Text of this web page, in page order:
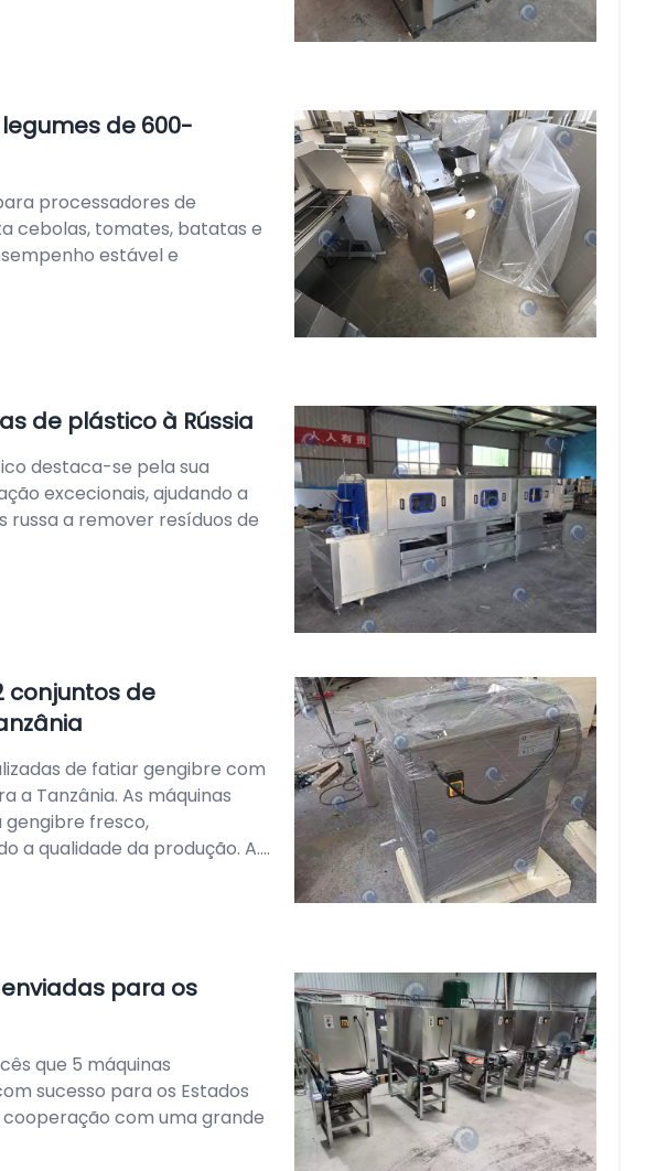
de 600-
processadores de
cebolas, tomates, batatas e
estável e
de plástico à Rússia
destaca-se pela sua
excecionais, ajudando a
a remover resíduos de
conjuntos de
de fatiar gengibre com
a Tanzânia. As máquinas
fresco,
a qualidade da produção. A....
para os
que 5 máquinas
sucesso para os Estados
com uma grande